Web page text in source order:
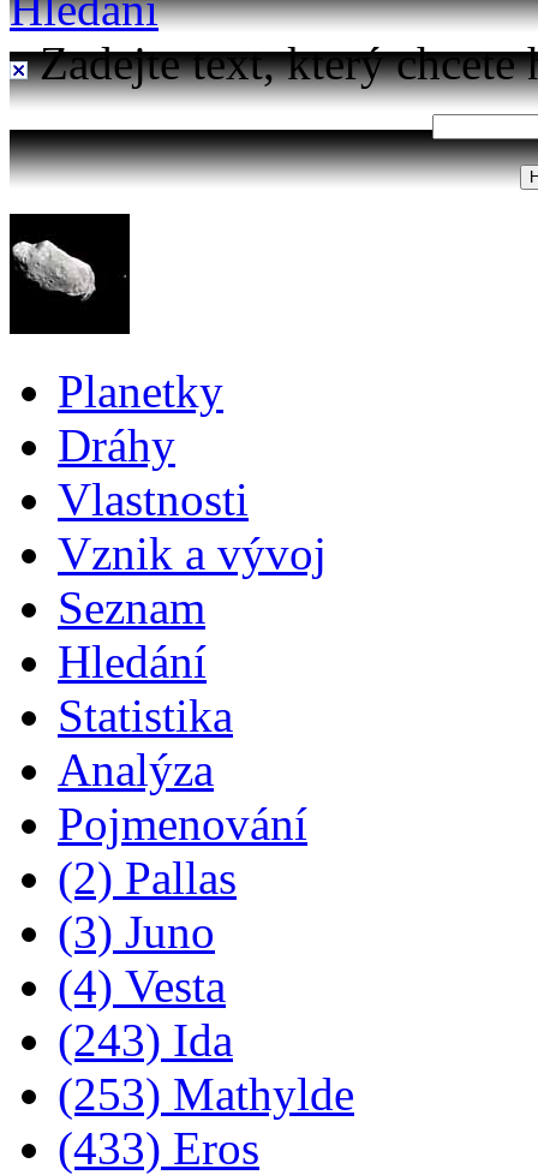
Zadejte text, který chcete
Planetky
Dráhy
Vlastnosti
Vznik a vývoj
Seznam
Hledání
Statistika
Analýza
Pojmenování
(2) Pallas
(3) Juno
(4) Vesta
(243) Ida
(253) Mathylde
(433) Eros